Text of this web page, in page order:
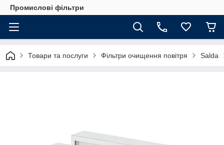
Промислові фільтри
Товари та послуги Фільтри очищення повітря Salda